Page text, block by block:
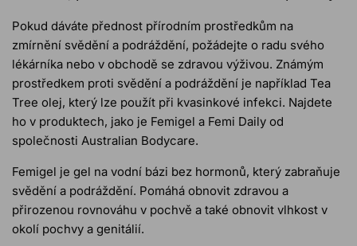
Pokud dáváte přednost přírodním prostředkům na
zmírnění svědění a podráždění, požádejte o radu svého
lékárníka nebo v obchodě se zdravou výživou. Známým
prostředkem proti svědění a podráždění je například Tea
Tree olej, který lze použít při kvasinkové infekci. Najdete
ho v produktech, jako je Femigel a Femi Daily od
společnosti Australian Bodycare.
Femigel je gel na vodní bázi bez hormonů, který zabraňuje
svědění a podráždění. Pomáhá obnovit zdravou a
přirozenou rovnováhu v pochvě a také obnovit vlhkost v
okolí pochvy a genitálií.